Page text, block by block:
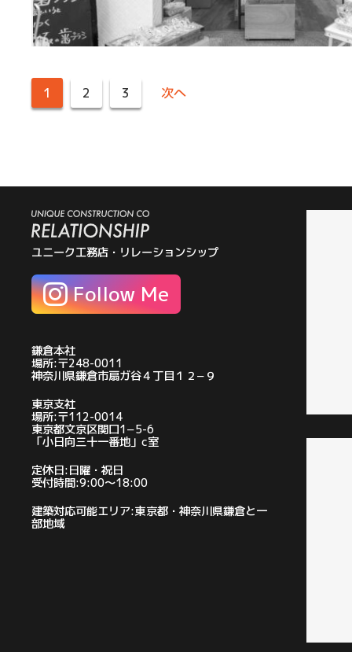
投
の
り
1 2 3 次へ
ユニーク工務店・リレーションシップ
Follow Me
鎌倉本社
場所:〒248-0011
神奈川県鎌倉市扇ガ谷４丁目１２−９
東京支社
場所:〒112-0014
東京都文京区関口1−5-6
「小日向三十一番地」c室
定休日:日曜・祝日
受付時間:9:00〜18:00
建築対応可能エリア:東京都・神奈川県鎌倉と一
部地域